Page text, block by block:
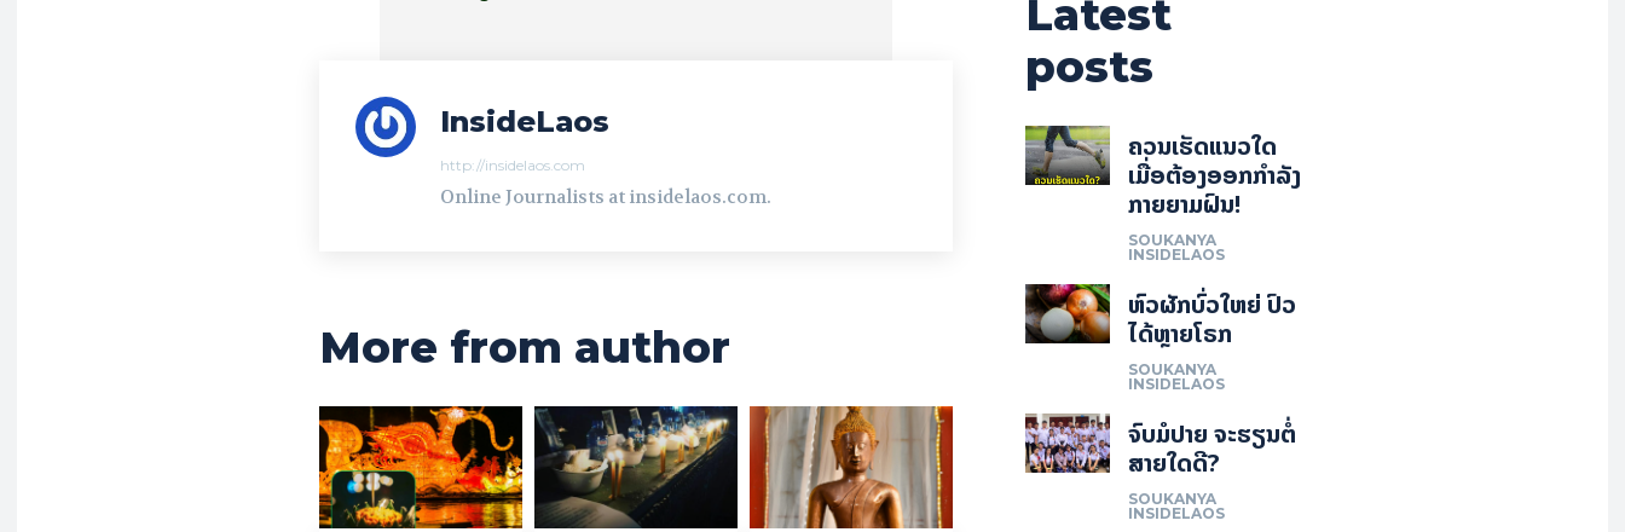
InsideLaos
http://insidelaos.com
Online Journalists at insidelaos.com.
More from author
Latest
posts
ຄວນເຮັດແນວໃດ
ເມື່ອຕ້ອງອອກກຳລັງ
ກາຍຍາມຝົນ!
SOUKANYA
INSIDELAOS
ຫົວຜັກບົ່ວໃຫຍ່ ປົວ
ໄດ້ຫຼາຍໂຣກ
SOUKANYA
INSIDELAOS
ຈົບມໍປາຍ ຈະຮຽນຕໍ່
ສາຍໃດດີ?
SOUKANYA
INSIDELAOS